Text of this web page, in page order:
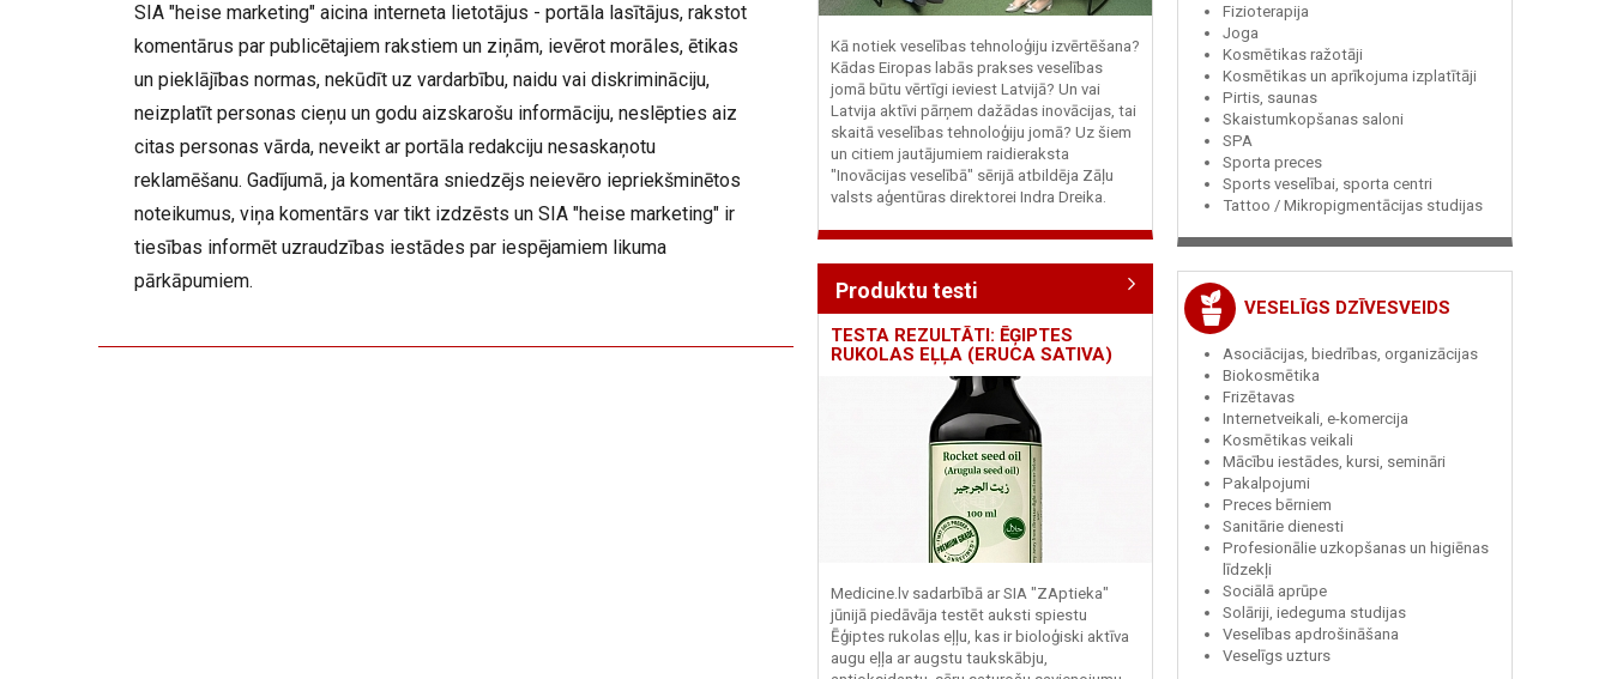
SIA "heise marketing" aicina interneta lietotājus - portāla lasītājus, rakstot
komentārus par publicētajiem rakstiem un ziņām, ievērot morāles, ētikas
un pieklājības normas, nekūdīt uz vardarbību, naidu vai diskrimināciju,
neizplatīt personas cieņu un godu aizskarošu informāciju, neslēpties aiz
citas personas vārda, neveikt ar portāla redakciju nesaskaņotu
reklamēšanu. Gadījumā, ja komentāra sniedzējs neievēro iepriekšminētos
noteikumus, viņa komentārs var tikt izdzēsts un SIA "heise marketing" ir
tiesības informēt uzraudzības iestādes par iespējamiem likuma
pārkāpumiem.
Kā notiek veselības tehnoloģiju izvērtēšana?
Kādas Eiropas labās prakses veselības
jomā būtu vērtīgi ieviest Latvijā? Un vai
Latvija aktīvi pārņem dažādas inovācijas, tai
skaitā veselības tehnoloģiju jomā? Uz šiem
un citiem jautājumiem raidieraksta
"Inovācijas veselībā" sērijā atbildēja Zāļu
valsts aģentūras direktorei Indra Dreika.
Produktu testi
TESTA REZULTĀTI: ĒĢIPTES
RUKOLAS EĻĻA (ERUCA SATIVA)
Medicine.lv sadarbībā ar SIA "ZAptieka"
jūnijā piedāvāja testēt auksti spiestu
Ēģiptes rukolas eļļu, kas ir bioloģiski aktīva
augu eļļa ar augstu taukskābju,
Fizioterapija
Joga
Kosmētikas ražotāji
Kosmētikas un aprīkojuma izplatītāji
Pirtis, saunas
Skaistumkopšanas saloni
SPA
Sporta preces
Sports veselībai, sporta centri
Tattoo / Mikropigmentācijas studijas
VESELĪGS DZĪVESVEIDS
Asociācijas, biedrības, organizācijas
Biokosmētika
Frizētavas
Internetveikali, e-komercija
Kosmētikas veikali
Mācību iestādes, kursi, semināri
Pakalpojumi
Preces bērniem
Sanitārie dienesti
Profesionālie uzkopšanas un higiēnas
līdzekļi
Sociālā aprūpe
Solāriji, iedeguma studijas
Veselības apdrošināšana
Veselīgs uzturs